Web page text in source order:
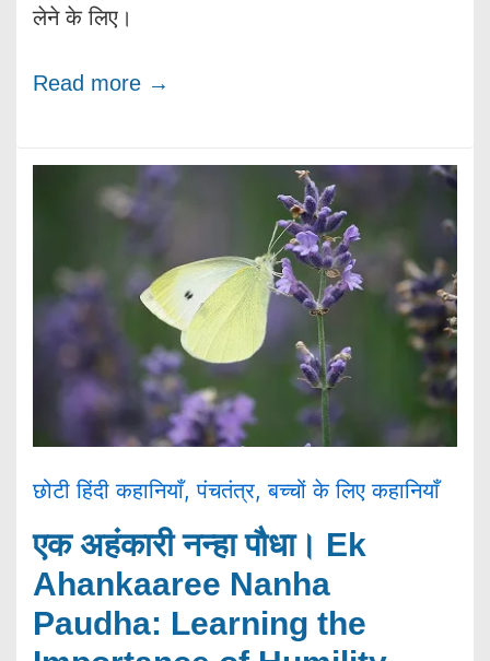
लेने के लिए।
Read more →
छोटी हिंदी कहानियाँ,पंचतंत्र,बच्चों के लिए कहानियाँ
एक अहंकारी नन्हा पौधा। Ek
Ahankaaree Nanha
Paudha: Learning the